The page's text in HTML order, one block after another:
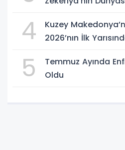
4
Kuzey
2026’nın İlk
5
Temmuz Ayında
Oldu